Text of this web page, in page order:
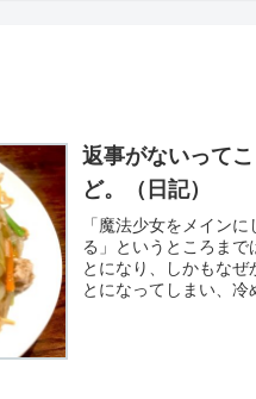
返事がないって
ど。（日記）
「魔法少女をメイン
る」というところまで
とになり、しかもな
とになってしまい、